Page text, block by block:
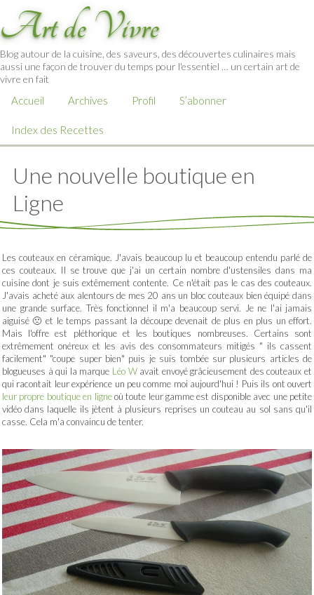
Art de Vivre
Blog autour de la cuisine, des saveurs, des découvertes culinaires mais
aussi une façon de trouver du temps pour l'essentiel … un certain art de
vivre en fait
Accueil Archives Profil S’abonner
Index des Recettes
Une nouvelle boutique en
Ligne
Les couteaux en céramique. J'avais beaucoup lu et beaucoup entendu parlé de
ces couteaux. Il se trouve que j'ai un certain nombre d'ustensiles dans ma
cuisine dont je suis extêmement contente. Ce n'était pas le cas des couteaux.
J'avais acheté aux alentours de mes 20 ans un bloc couteaux bien équipé dans
une grande surface. Très fonctionnel il m'a beaucoup servi. Je ne l'ai jamais
aiguisé 🙁 et le temps passant la découpe devenait de plus en plus un effort.
Mais l'offre est pléthorique et les boutiques nombreuses. Certains sont
extrêmement onéreux et les avis des consommateurs mitigés " ils cassent
facilement" "coupe super bien" puis je suis tombée sur plusieurs articles de
blogueuses à qui la marque Léo Wavait envoyé grâcieusement des couteaux et
qui racontait leur expérience un peu comme moi aujourd'hui ! Puis ils ont ouvert
leur propre boutique en ligneoù toute leur gamme est disponible avec une petite
vidéo dans laquelle ils jètent à plusieurs reprises un couteau au sol sans qu'il
casse. Cela m'a convaincu de tenter.